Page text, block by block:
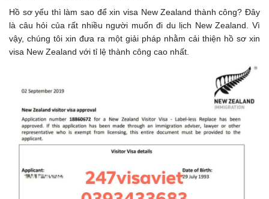
Hồ sơ yếu thì làm sao để xin visa New Zealand thành công? Đây
là câu hỏi của rất nhiều người muốn đi du lịch New Zealand. Vì
vậy, chúng tôi xin đưa ra một giải pháp nhằm cải thiện hồ sơ xin
visa New Zealand với tỉ lệ thành công cao nhất.